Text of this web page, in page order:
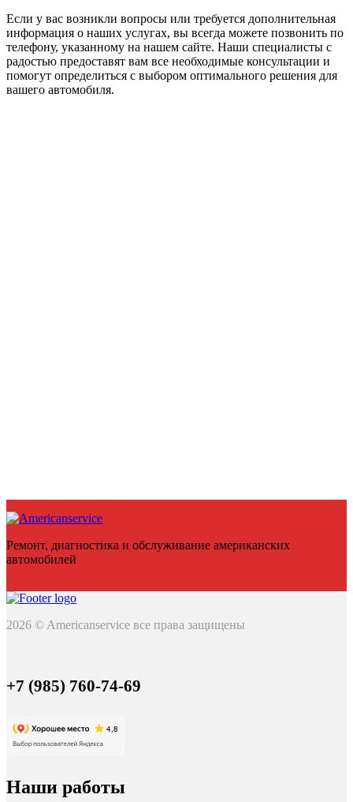
Если у вас возникли вопросы или требуется дополнительная
информация о наших услугах, вы всегда можете позвонить по
телефону, указанному на нашем сайте. Наши специалисты с
радостью предоставят вам все необходимые консультации и
помогут определиться с выбором оптимального решения для
вашего автомобиля.
Ремонт, диагностика и обслуживание американских
автомобилей
2026 © Americanservice все права защищены
+7 (985) 760-74-69
Наши работы